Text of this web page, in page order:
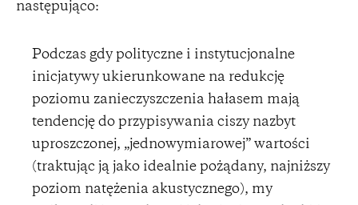
następująco:
Podczas gdy polityczne i instytucjonalne
inicjatywy ukierunkowane na redukcję
poziomu zanieczyszczenia hałasem mają
tendencję do przypisywania ciszy nazbyt
uproszczonej, „jednowymiarowej” wartości
(traktując ją jako idealnie pożądany, najniższy
poziom natężenia akustycznego), my